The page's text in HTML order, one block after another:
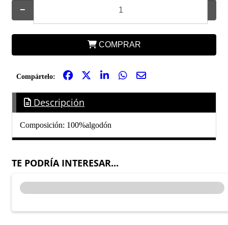
−
COMPRAR
Compártelo:
Descripción
Composición: 100%algodón
TE PODRÍA INTERESAR...